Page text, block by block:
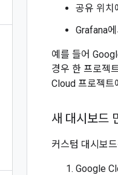
공유 위치
Grafana
예를 들어
경우 한 프로젝
Cloud 프로젝트
새 대시보드
커스텀 대시보
Google